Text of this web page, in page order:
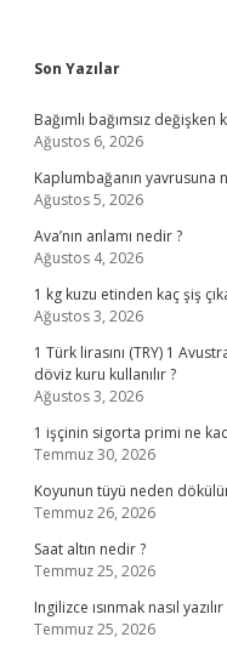
Sidebar
Son Yazılar
Bağımlı bağımsız değişken
Ağustos 6, 2026
Kaplumbağanın yavrusuna
Ağustos 5, 2026
Ava’nın anlamı nedir ?
Ağustos 4, 2026
1 kg kuzu etinden kaç şiş
Ağustos 3, 2026
1 Türk lirasını (TRY) 1
döviz kuru kullanılır ?
Ağustos 3, 2026
1 işçinin sigorta primi ne
Temmuz 30, 2026
Koyunun tüyü neden
Temmuz 26, 2026
Saat altın nedir ?
Temmuz 25, 2026
Ingilizce ısınmak nasıl yazılır
Temmuz 25, 2026